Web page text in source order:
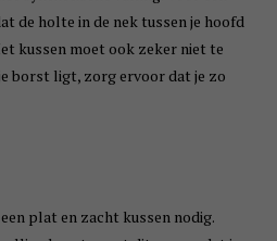
de holte in de nek tussen je hoofd
kussen moet ook zeker niet te
borst ligt, zorg ervoor dat je zo
plat en zacht kussen nodig.